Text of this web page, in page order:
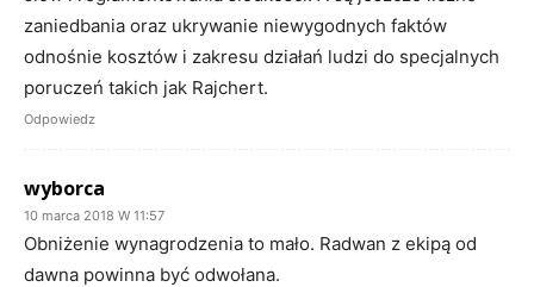
zaniedbania oraz ukrywanie niewygodnych faktów
odnośnie kosztów i zakresu działań ludzi do specjalnych
poruczeń takich jak Rajchert.
Odpowiedz
wyborca
10 marca 2018 W 11:57
Obniżenie wynagrodzenia to mało. Radwan z ekipą od
dawna powinna być odwołana.